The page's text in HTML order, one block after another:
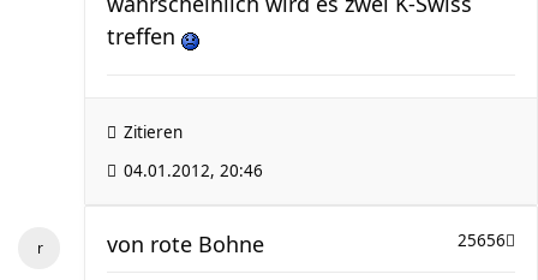
treffen
Zitieren
04.01.2012, 20:46
25656
von rote Bohne